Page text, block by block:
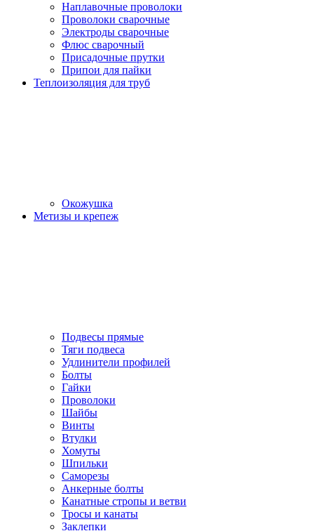
Наплавочные проволоки
Проволоки сварочные
Электроды сварочные
Флюс сварочный
Присадочные прутки
Припои для пайки
Теплоизоляция для труб
Окожушка
Метизы и крепеж
Подвесы прямые
Тяги подвеса
Удлинители профилей
Болты
Гайки
Проволоки
Шайбы
Винты
Втулки
Хомуты
Шпильки
Саморезы
Анкерные болты
Канатные стропы и ветви
Тросы и канаты
Заклепки